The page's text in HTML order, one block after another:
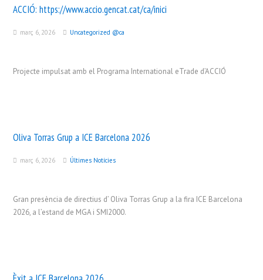
ACCIÓ:https://www.accio.gencat.cat/ca/inici
març 6, 2026 Uncategorized @ca
Projecte impulsat amb el Programa International eTrade d’ACCIÓ
Oliva Torras Grup a ICE Barcelona 2026
març 6, 2026 Últimes Notícies
Gran presència de directius d’ Oliva Torras Grup a la fira ICE Barcelona
2026, a l’estand de MGA i SMI2000.